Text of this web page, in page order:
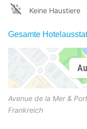
Keine Haustiere
Gesamte
Avenue de la Mer &
Frankreich